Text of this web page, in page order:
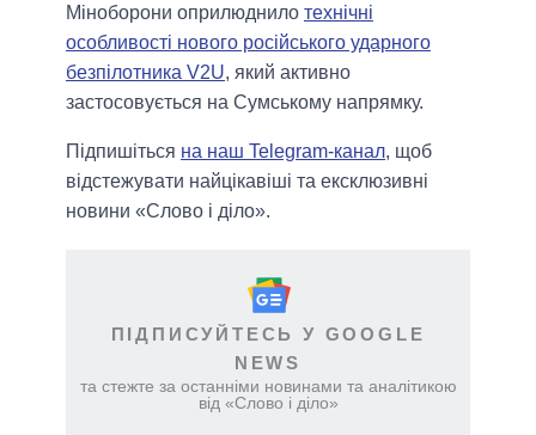
Міноборони оприлюднило технічні
особливості нового російського ударного
безпілотника V2U, який активно
застосовується на Сумському напрямку.
Підпишіться на наш Telegram-канал, щоб
відстежувати найцікавіші та ексклюзивні
новини «Слово і діло».
ПІДПИСУЙТЕСЬ У GOOGLE
NEWS
та стежте за останніми новинами та аналітикою
від «Слово і діло»